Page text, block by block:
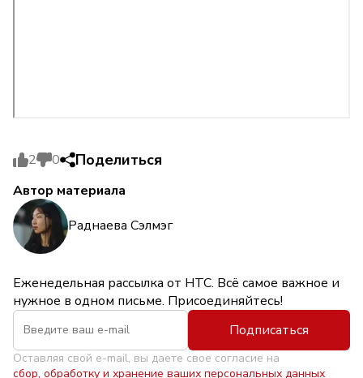
2 0 Поделиться
Автор материала
Раднаева Сэлмэг
Еженедельная рассылка от НТС. Всё самое важное и
нужное в одном письме. Присоединяйтесь!
Подписаться
Оставляя свой e-mail, вы даете свое согласие на
сбор, обработку и хранение ваших персональных данных